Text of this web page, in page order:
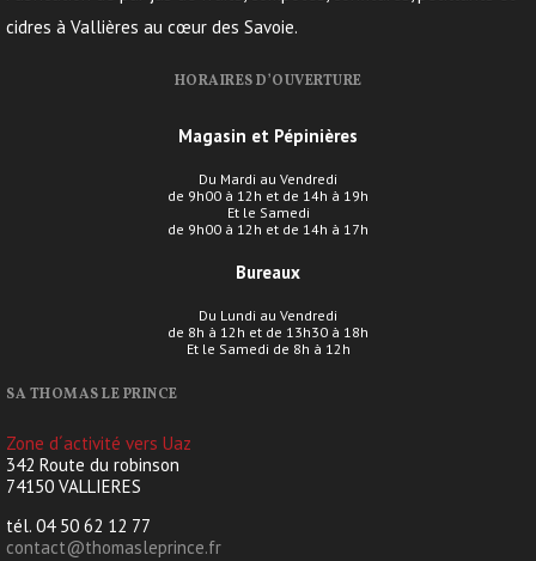
cidres à Vallières au cœur des Savoie.
HORAIRES D’OUVERTURE
Magasin et Pépinières
Du Mardi au Vendredi
de 9h00 à 12h et de 14h à 19h
Et le Samedi
de 9h00 à 12h et de 14h à 17h
Bureaux
Du Lundi au Vendredi
de 8h à 12h et de 13h30 à 18h
Et le Samedi de 8h à 12h
SA THOMAS LE PRINCE
Zone d´activité vers Uaz
342 Route du robinson
74150 VALLIERES
tél. 04 50 62 12 77
contact@thomasleprince.fr